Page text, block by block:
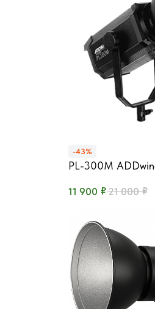
-43%
PL-300М
300Вт, Bi-Color,
11 900 ₽21 000 ₽